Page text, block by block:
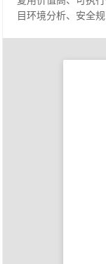
目环境分析、安全